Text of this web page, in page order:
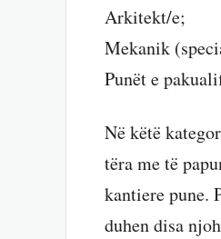
Arkitekt/e;
Mekanik
Punët e
Në këtë
tëra me të
kantiere pune.
duhen disa